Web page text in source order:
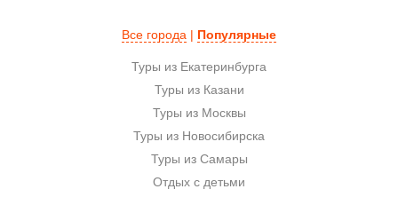
Все города | Популярные
Туры из Екатеринбурга
Туры из Казани
Туры из Москвы
Туры из Новосибирска
Туры из Самары
Отдых с детьми